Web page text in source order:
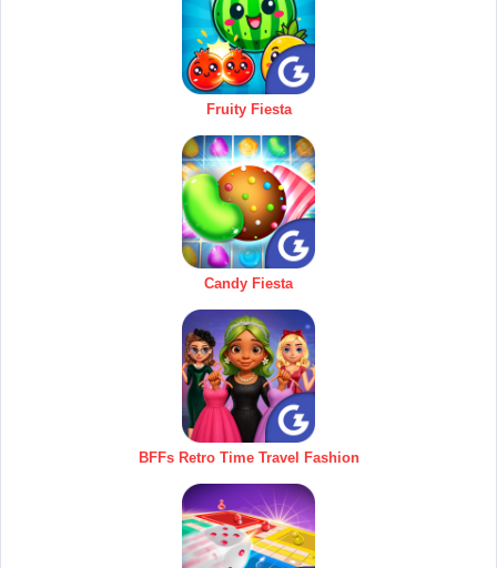
Fruity Fiesta
Candy Fiesta
BFFs Retro Time Travel Fashion